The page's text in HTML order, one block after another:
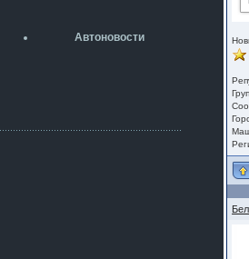
А здесь уже кладбищенская тишина...
Автоновости